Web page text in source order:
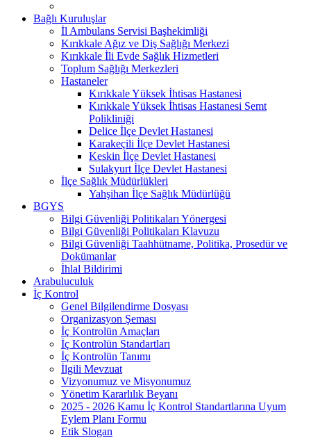
Bağlı Kuruluşlar
İl Ambulans Servisi Başhekimliği
Kırıkkale Ağız ve Diş Sağlığı Merkezi
Kırıkkale İli Evde Sağlık Hizmetleri
Toplum Sağlığı Merkezleri
Hastaneler
Kırıkkale Yüksek İhtisas Hastanesi
Kırıkkale Yüksek İhtisas Hastanesi Semt
Polikliniği
Delice İlçe Devlet Hastanesi
Karakeçili İlçe Devlet Hastanesi
Keskin İlçe Devlet Hastanesi
Sulakyurt İlçe Devlet Hastanesi
İlçe Sağlık Müdürlükleri
Yahşihan İlçe Sağlık Müdürlüğü
BGYS
Bilgi Güvenliği Politikaları Yönergesi
Bilgi Güvenliği Politikaları Klavuzu
Bilgi Güvenliği Taahhütname, Politika, Prosedür ve
Dokümanlar
İhlal Bildirimi
Arabuluculuk
İç Kontrol
Genel Bilgilendirme Dosyası
Organizasyon Şeması
İç Kontrolün Amaçları
İç Kontrolün Standartları
İç Kontrolün Tanımı
İlgili Mevzuat
Vizyonumuz ve Misyonumuz
Yönetim Kararlılık Beyanı
2025 - 2026 Kamu İç Kontrol Standartlarına Uyum
Eylem Planı Formu
Etik Slogan